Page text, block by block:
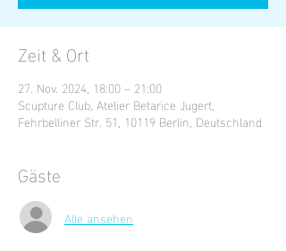
Zeit & Ort
27. Nov. 2024, 18:00 – 21:00
Scupture Club, Atelier Betarice Jugert,
Fehrbelliner Str. 51, 10119 Berlin, Deutschland
Gäste
Alle ansehen